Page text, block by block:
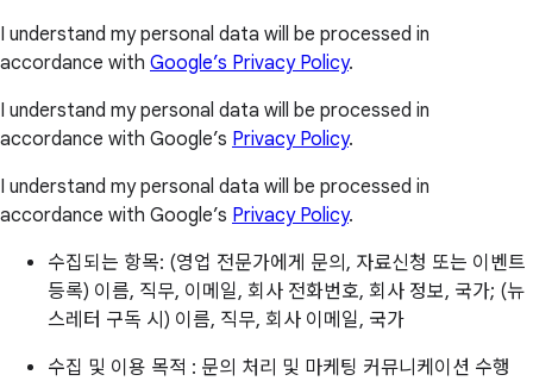
I understand my personal data will be processed in
accordance with Google’s Privacy Policy.
I understand my personal data will be processed in
accordance with Google’s Privacy Policy.
I understand my personal data will be processed in
accordance with Google’s Privacy Policy.
수집되는 항목: (영업 전문가에게 문의, 자료신청 또는 이벤트
등록) 이름, 직무, 이메일, 회사 전화번호, 회사 정보, 국가; (뉴
스레터 구독 시) 이름, 직무, 회사 이메일, 국가
수집 및 이용 목적 : 문의 처리 및 마케팅 커뮤니케이션 수행